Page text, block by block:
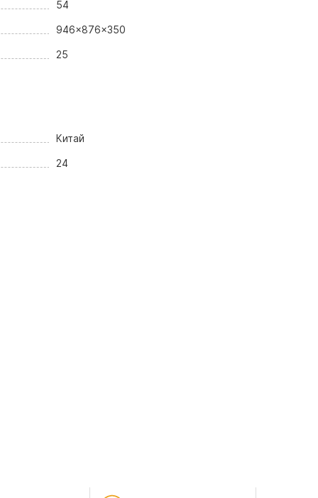
54
946x876x350
25
Китай
24